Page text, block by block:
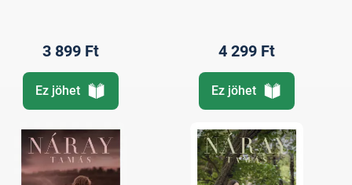
3 899 Ft
Ez jöhet
4 299 Ft
Ez jöhet